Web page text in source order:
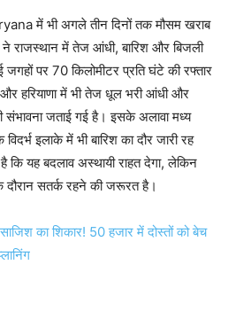
में भी अगले तीन दिनों तक मौसम खराब
ने राजस्थान में तेज आंधी, बारिश और बिजली
जगहों पर 70 किलोमीटर प्रति घंटे की रफ्तार
हरियाणा में भी तेज धूल भरी आंधी और
जताई गई है। इसके अलावा मध्य
इलाके में भी बारिश का दौर जारी रह
कि यह बदलाव अस्थायी राहत देगा, लेकिन
दौरान सतर्क रहने की जरूरत है।
साजिश का शिकार! 50 हजार में दोस्तों को बेच